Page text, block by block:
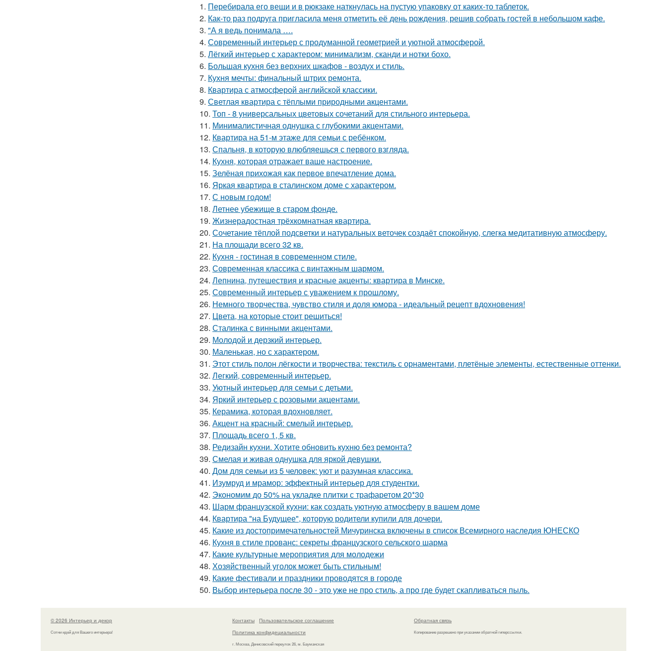
1. Перебирала его вещи и в рюкзаке наткнулась на пустую упаковку от каких-то таблеток.
2. Как-то раз подруга пригласила меня отметить её день рождения, решив собрать гостей в небольшом кафе.
3. "А я ведь понимала ….
4. Современный интерьер с продуманной геометрией и уютной атмосферой.
5. Лёгкий интерьер с характером: минимализм, сканди и нотки бохо.
6. Большая кухня без верхних шкафов - воздух и стиль.
7. Кухня мечты: финальный штрих ремонта.
8. Квартира с атмосферой английской классики.
9. Светлая квартира с тёплыми природными акцентами.
10. Топ - 8 универсальных цветовых сочетаний для стильного интерьера.
11. Минималистичная однушка с глубокими акцентами.
12. Квартира на 51-м этаже для семьи с ребёнком.
13. Спальня, в которую влюбляешься с первого взгляда.
14. Кухня, которая отражает ваше настроение.
15. Зелёная прихожая как первое впечатление дома.
16. Яркая квартира в сталинском доме с характером.
17. С новым годом!
18. Летнее убежище в старом фонде.
19. Жизнерадостная трёхкомнатная квартира.
20. Сочетание тёплой подсветки и натуральных веточек создаёт спокойную, слегка медитативную атмосферу.
21. На площади всего 32 кв.
22. Кухня - гостиная в современном стиле.
23. Современная классика с винтажным шармом.
24. Лепнина, путешествия и красные акценты: квартира в Минске.
25. Современный интерьер с уважением к прошлому.
26. Немного творчества, чувство стиля и доля юмора - идеальный рецепт вдохновения!
27. Цвета, на которые стоит решиться!
28. Сталинка с винными акцентами.
29. Молодой и дерзкий интерьер.
30. Маленькая, но с характером.
31. Этот стиль полон лёгкости и творчества: текстиль с орнаментами, плетёные элементы, естественные оттенки.
32. Легкий, современный интерьер.
33. Уютный интерьер для семьи с детьми.
34. Яркий интерьер с розовыми акцентами.
35. Керамика, которая вдохновляет.
36. Акцент на красный: смелый интерьер.
37. Площадь всего 1, 5 кв.
38. Редизайн кухни. Хотите обновить кухню без ремонта?
39. Смелая и живая однушка для яркой девушки.
40. Дом для семьи из 5 человек: уют и разумная классика.
41. Изумруд и мрамор: эффектный интерьер для студентки.
42. Экономим до 50% на укладке плитки с трафаретом 20*30
43. Шарм французской кухни: как создать уютную атмосферу в вашем доме
44. Квартира "на Будущее", которую родители купили для дочери.
45. Какие из достопримечательностей Мичуринска включены в список Всемирного наследия ЮНЕСКО
46. Кухня в стиле прованс: секреты французского сельского шарма
47. Какие культурные мероприятия для молодежи
48. Хозяйственный уголок может быть стильным!
49. Какие фестивали и праздники проводятся в городе
50. Выбор интерьера после 30 - это уже не про стиль, а про где будет скапливаться пыль.
© 2026 Интерьер и декор
Сотни идей для Вашего интерьера!
Контакты
Пользовательское соглашение
Политика конфидециальности
г. Москва, Денисовский переулок 26, м. Бауманская
Обратная связь
Копирование разрешено при указании обратной гиперссылки.